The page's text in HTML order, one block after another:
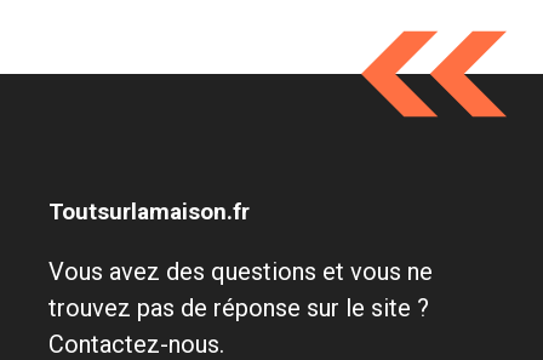
Toutsurlamaison.fr
Vous avez des questions et vous ne
trouvez pas de réponse sur le site ?
Contactez-nous.